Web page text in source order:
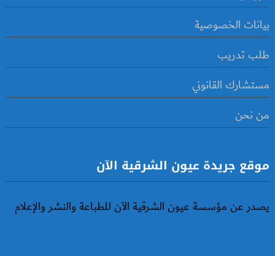
بيانات الخصوصية
طلب تدريب
مستشارك القانوني
من نحن
موقع جريدة عيون الشرقية الآن
يصدر عن مؤسسة عيون الشرقية الآن للطباعة والنشر والإعلام